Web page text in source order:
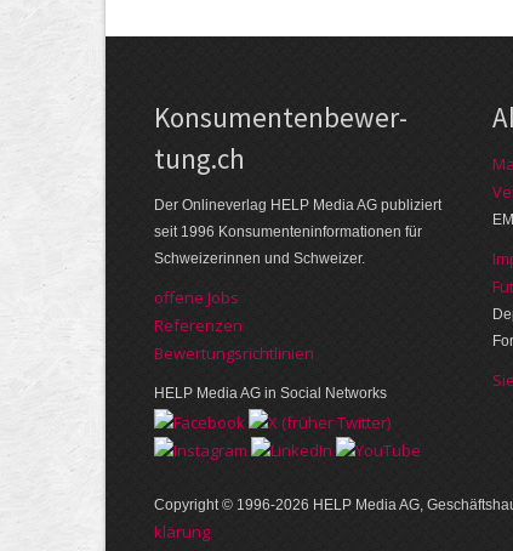
Kon­su­menten­be­wer­
tung.ch
Der Online­verlag HELP Media AG publi­ziert
seit 1996 Kon­su­menten­infor­mationen für
Schwei­zerinnen und Schweizer.
offene Jobs
Referenzen
Bewer­tungs­richt­linien
HELP Media AG in Social Networks
Copyright © 1996-2026 HELP Media AG,
klärung